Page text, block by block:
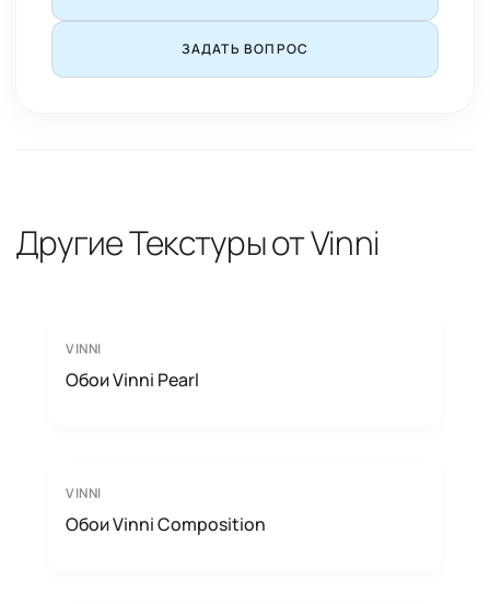
ЗАДАТЬ ВОПРОС
Другие Текстуры от Vinni
VINNI
Обои Vinni Pearl
VINNI
Обои Vinni Composition